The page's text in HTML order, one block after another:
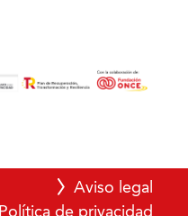
Aviso legal
Política de privacidad